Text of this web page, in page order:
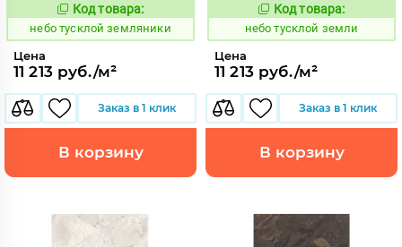
1122656
Код товара:
небо тусклой земляники
Цена
11 213 руб./м²
Заказ в 1 клик
В корзину
1122655
Код товара:
небо тусклой земли
Цена
11 213 руб./м²
Заказ в 1 клик
В корзину